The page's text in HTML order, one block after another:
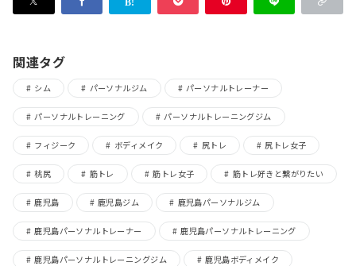
関連タグ
シム パーソナルジム パーソナルトレーナー
パーソナルトレーニング パーソナルトレーニングジム
フィジーク ボディメイク 尻トレ 尻トレ女子
桃尻 筋トレ 筋トレ女子 筋トレ好きと繋がりたい
鹿児島 鹿児島ジム 鹿児島パーソナルジム
鹿児島パーソナルトレーナー 鹿児島パーソナルトレーニング
鹿児島パーソナルトレーニングジム 鹿児島ボディメイク